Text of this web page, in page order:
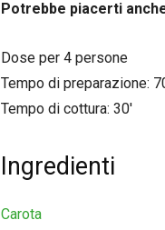
Potrebbe piacerti
Dose per 4 persone
Tempo di preparazione:
Tempo di cottura: 30′
Ingredienti
Carota